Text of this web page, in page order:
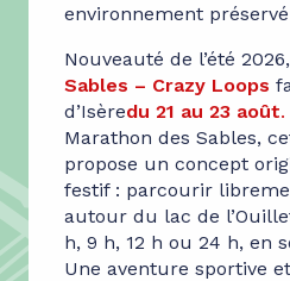
environnement
Nouveauté de l’été 2026,
Sables – Crazy Loops
d’Isèredu 21 au 23 août.
Marathon des Sables,
propose un concept
festif : parcourir
autour du lac de
h, 9 h, 12 h ou 24 h, en
Une aventure sportive